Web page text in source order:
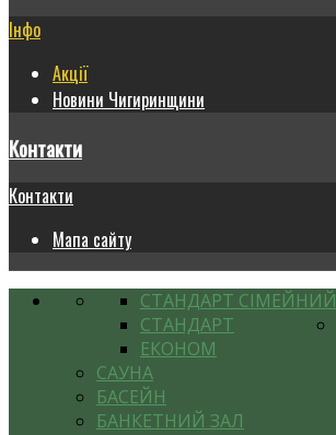
Інфо
Акції
Новини Чигиринщини
Контакти
Контакти
Мапа сайту
СТАНДАРТ СІМЕЙНИЙ
СТАНДАРТ
ЕКОНОМ
САУНА
БАСЕЙН
БАНКЕТНИЙ ЗАЛ